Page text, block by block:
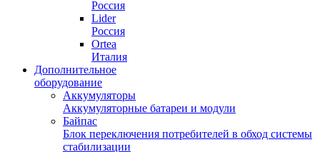
Россия
Lider
Россия
Ortea
Италия
Дополнительное
оборудование
Аккумуляторы
Аккумуляторные батареи и модули
Байпас
Блок переключения потребителей в обход системы
стабилизации